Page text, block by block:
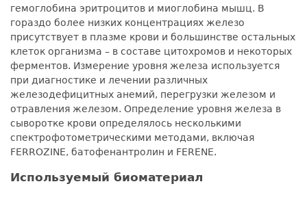
гемоглобина эритроцитов и миоглобина мышц. В
гораздо более низких концентрациях железо
присутствует в плазме крови и большинстве остальных
клеток организма – в составе цитохромов и некоторых
ферментов. Измерение уровня железа используется
при диагностике и лечении различных
железодефицитных анемий, перегрузки железом и
отравления железом. Определение уровня железа в
сыворотке крови определялось несколькими
спектрофотометрическими методами, включая
FERROZINE, батофенантролин и FERENE.
Используемый биоматериал